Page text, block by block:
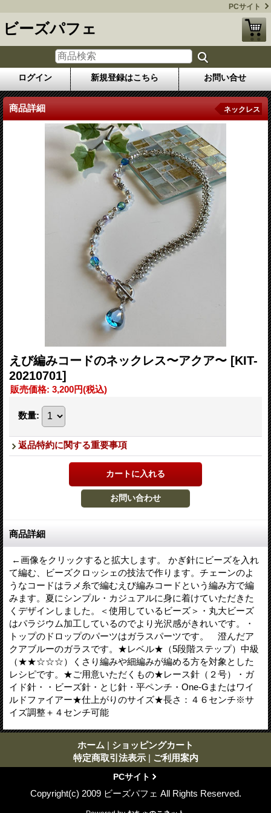
PCサイト
ビーズパフェ
ログイン 新規登録はこちら お問い合せ
商品詳細 ネックレス
えび編みコードのネックレス〜アクア〜 [KIT-
20210701]
販売価格: 3,200円(税込)
数量:
返品特約に関する重要事項
商品詳細
←画像をクリックすると拡大します。 かぎ針にビーズを入れ
て編む、ビーズクロッシェの技法で作ります。チェーンのよ
うなコードはラメ糸で編むえび編みコードという編み方で編
みます。夏にシンプル・カジュアルに身に着けていただきた
くデザインしました。＜使用しているビーズ＞・丸大ビーズ
はパラジウム加工しているのでより光沢感がきれいです。・
トップのドロップのパーツはガラスパーツです。 澄んだア
クアブルーのガラスです。★レベル★（5段階ステップ）中級
（★★☆☆☆）くさり編みや細編みが編める方を対象とした
レシピです。★ご用意いただくもの★レース針（２号）・ガ
イド針・・ビーズ針・とじ針・平ペンチ・One-Gまたはワイ
ルドファイアー★仕上がりのサイズ★長さ：４６センチ※サ
イズ調整＋４センチ可能
ホーム | ショッピングカート
特定商取引法表示 | ご利用案内
PCサイト
Copyright(c) 2009 ビーズパフェ All Rights Reserved.